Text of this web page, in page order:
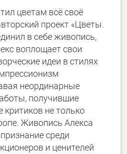
цветам всё своё
проект «Цветы.
в себе живопись,
воплощает свои
идеи в стилях
неординарные
получившие
критиков не только
Живопись Алекса
среди
и ценителей